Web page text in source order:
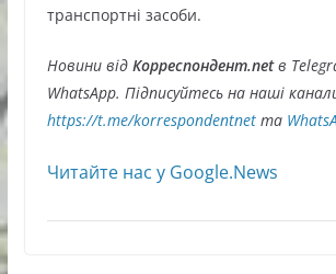
транспортні засоби.
Новини відКорреспондент.netв
WhatsApp. Підписуйтесь на наші
https://t.me/korrespondentnetта
Читайте нас у Google.News